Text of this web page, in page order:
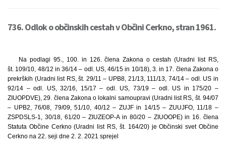
736. Odlok o občinskih cestah v Občini Cerkno, stran 1961.
Na podlagi 95., 100. in 126. člena Zakona o cestah (Uradni list RS,
št. 109/10, 48/12 in 36/14 – odl. US, 46/15 in 10/18), 3. in 17. člena Zakona o
prekrških (Uradni list RS, št. 29/11 – UPB8, 21/13, 111/13, 74/14 – odl. US in
92/14 – odl. US, 32/16, 15/17 – odl. US, 73/19 – odl. US in 175/20 –
ZIUOPDVE), 29. člena Zakona o lokalni samoupravi (Uradni list RS, št. 94/07
– UPB2, 76/08, 79/09, 51/10, 40/12 – ZUJF in 14/15 – ZUUJFO, 11/18 –
ZSPDSLS-1, 30/18, 61/20 – ZIUZEOP-A in 80/20 – ZIUOOPE) in 16. člena
Statuta Občine Cerkno (Uradni list RS, št. 164/20) je Občinski svet Občine
Cerkno na 22. seji dne 2. 2. 2021 sprejel